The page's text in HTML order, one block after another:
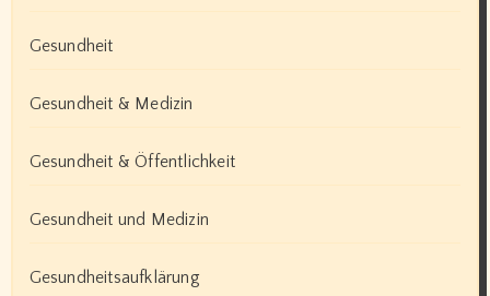
Gesundheit
Gesundheit & Medizin
Gesundheit & Öffentlichkeit
Gesundheit und Medizin
Gesundheitsaufklärung